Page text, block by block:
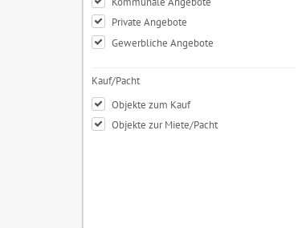
Private Angebote
Gewerbliche Angebote
Kauf/Pacht
Objekte zum Kauf
Objekte zur Miete/Pacht